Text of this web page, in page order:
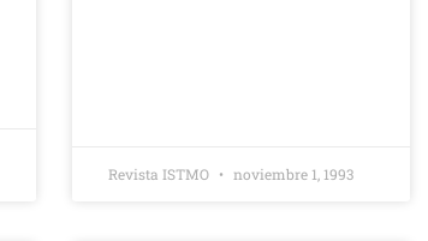
Revista ISTMO noviembre 1, 1993